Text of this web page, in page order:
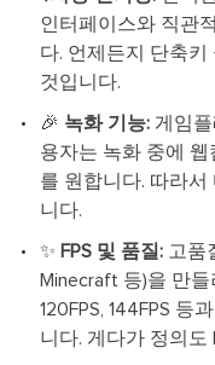
인터페이스와 직관
다. 언제든지 단축
것입니다.
🎉 녹화 기능:게임플
용자는 녹화 중에 웹
를 원합니다. 따라
니다.
✨ FPS 및 품질:고품
Minecraft 등)을 만
120FPS, 144FPS 등
니다. 게다가 정의도